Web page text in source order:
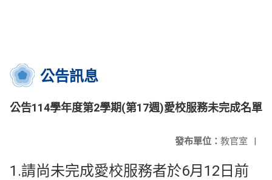
公告訊息
公告114學年度第2學期(第17週)愛校服務未完成名單
發布單位： 教官室 |
1.請尚未完成愛校服務者於6月12日前